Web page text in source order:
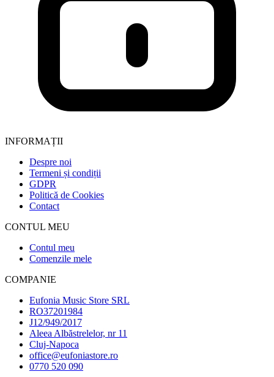
INFORMAȚII
Despre noi
Termeni și condiții
GDPR
Politică de Cookies
Contact
CONTUL MEU
Contul meu
Comenzile mele
COMPANIE
Eufonia Music Store SRL
RO37201984
J12/949/2017
Aleea Albăstrelelor, nr 11
Cluj-Napoca
office@eufoniastore.ro
0770 520 090